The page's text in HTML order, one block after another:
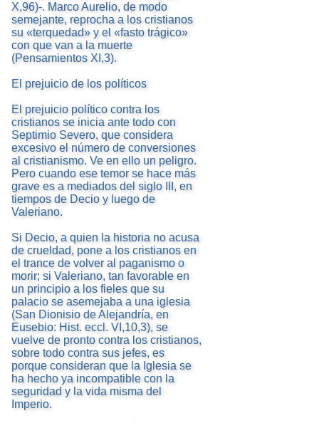
X,96)-. Marco Aurelio, de modo
semejante, reprocha a los cristianos
su «terquedad» y el «fasto trágico»
con que van a la muerte
(Pensamientos XI,3).
El prejuicio de los políticos
El prejuicio político contra los
cristianos se inicia ante todo con
Septimio Severo, que considera
excesivo el número de conversiones
al cristianismo. Ve en ello un peligro.
Pero cuando ese temor se hace más
grave es a mediados del siglo III, en
tiempos de Decio y luego de
Valeriano.
Si Decio, a quien la historia no acusa
de crueldad, pone a los cristianos en
el trance de volver al paganismo o
morir; si Valeriano, tan favorable en
un principio a los fieles que su
palacio se asemejaba a una iglesia
(San Dionisio de Alejandría, en
Eusebio: Hist. eccl. VI,10,3), se
vuelve de pronto contra los cristianos,
sobre todo contra sus jefes, es
porque consideran que la Iglesia se
ha hecho ya incompatible con la
seguridad y la vida misma del
Imperio.